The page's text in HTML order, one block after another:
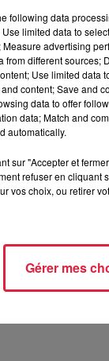
following data
limited data to
advertising
from different
Use limited data
content; Save and
data to offer
data; Match and
automatically.
sur "Accepter et
refuser en
vos choix, ou retirer
Gérer mes